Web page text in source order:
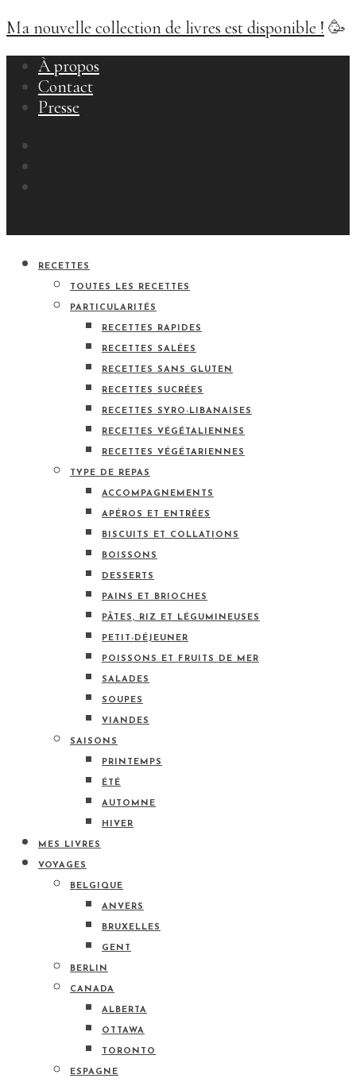
Ma nouvelle collection de livres est disponible ! 🥳
À propos
Contact
Presse
RECETTES
TOUTES LES RECETTES
PARTICULARITÉS
RECETTES RAPIDES
RECETTES SALÉES
RECETTES SANS GLUTEN
RECETTES SUCRÉES
RECETTES SYRO-LIBANAISES
RECETTES VÉGÉTALIENNES
RECETTES VÉGÉTARIENNES
TYPE DE REPAS
ACCOMPAGNEMENTS
APÉROS ET ENTRÉES
BISCUITS ET COLLATIONS
BOISSONS
DESSERTS
PAINS ET BRIOCHES
PÂTES, RIZ ET LÉGUMINEUSES
PETIT-DÉJEUNER
POISSONS ET FRUITS DE MER
SALADES
SOUPES
VIANDES
SAISONS
PRINTEMPS
ÉTÉ
AUTOMNE
HIVER
MES LIVRES
VOYAGES
BELGIQUE
ANVERS
BRUXELLES
GENT
BERLIN
CANADA
ALBERTA
OTTAWA
TORONTO
ESPAGNE